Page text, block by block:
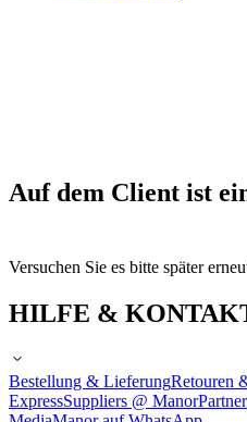
Auf dem Client ist
Versuchen Sie es bitte später
HILFE &
Bestellung & LieferungRetouren
ExpressSuppliers @ Manor